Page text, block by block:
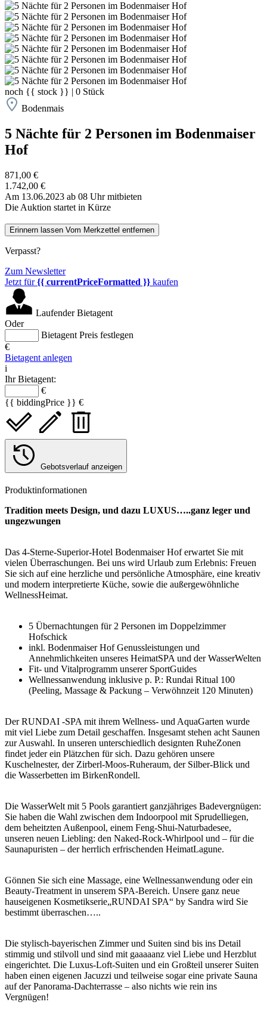
noch {{ stock }} | 0 Stück
Bodenmais
5 Nächte für 2 Personen im Bodenmaiser
Hof
871,00 €
1.742,00 €
Am 13.06.2023 ab 08 Uhr mitbieten
Die Auktion startet in Kürze
Erinnern lassen Vom Merkzettel entfernen
Verpasst?
Zum Newsletter
Jetzt für{{ currentPriceFormatted }} kaufen
Laufender Bietagent
Oder
Bietagent Preis festlegen
€
Bietagent anlegen
i
Ihr Bietagent:
€
{{ biddingPrice }} €
Gebotsverlauf anzeigen
Produktinformationen
Tradition meets Design, und dazu LUXUS…..ganz leger und
ungezwungen
Das 4-Sterne-Superior-Hotel Bodenmaiser Hof erwartet Sie mit
vielen Überraschungen. Bei uns wird Urlaub zum Erlebnis: Freuen
Sie sich auf eine herzliche und persönliche Atmosphäre, eine kreativ
und modern interpretierte Küche, sowie die außergewöhnliche
WellnessHeimat.
5 Übernachtungen für 2 Personen im Doppelzimmer
Hofschick
inkl. Bodenmaiser Hof Genussleistungen und
Annehmlichkeiten unseres HeimatSPA und der WasserWelten
Fit- und Vitalprogramm unserer SportGuides
Wellnessanwendung inklusive p. P.: Rundai Ritual 100
(Peeling, Massage & Packung – Verwöhnzeit 120 Minuten)
Der RUNDAI -SPA mit ihrem Wellness- und AquaGarten wurde
mit viel Liebe zum Detail geschaffen. Insgesamt stehen acht Saunen
zur Auswahl. In unseren unterschiedlich designten RuheZonen
findet jeder ein Plätzchen für sich. Dazu gehören unsere
Kuschelnester, der Zirberl-Moos-Ruheraum, der Silber-Blick und
die Wasserbetten im BirkenRondell.
Die WasserWelt mit 5 Pools garantiert ganzjähriges Badevergnügen:
Sie haben die Wahl zwischen dem Indoorpool mit Sprudelliegen,
dem beheitzten Außenpool, einem Feng-Shui-Naturbadesee,
unseren neuen Liebling: den Naked-Rock-Whirlpool und – für die
Saunapuristen – der herrlich erfrischenden HeimatLagune.
Gönnen Sie sich eine Massage, eine Wellnessanwendung oder ein
Beauty-Treatment in unserem SPA-Bereich. Unsere ganz neue
hauseigenen Kosmetikserie„RUNDAI SPA“ by Sandra wird Sie
bestimmt überraschen…..
Die stylisch-bayerischen Zimmer und Suiten sind bis ins Detail
stimmig und stilvoll und sind mit gaaaaanz viel Liebe und Herzblut
eingerichtet. Die Luxus-Loft-Suiten und ein Großteil unserer Suiten
haben einen eigenen Jacuzzi und teilweise sogar eine private Sauna
auf der Panorama-Dachterrasse – also nichts wie rein ins
Vergnügen!